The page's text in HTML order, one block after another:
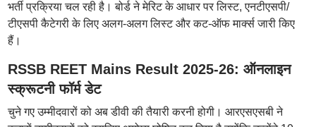
भर्ती प्रक्रिया चल रही है। बोर्ड ने मेरिट के आधार पर लिस्ट, एनटीएसपी/
टीएसपी कैटेगरी के लिए अलग-अलग लिस्ट और कट-ऑफ मार्क्स जारी किए
हैं।
RSSB REET Mains Result 2025-26: ऑनलाइन
स्क्रूटनी फॉर्म डेट
चुने गए उम्मीदवारों को अब डीवी की तैयारी करनी होगी। आरएसएसबी ने